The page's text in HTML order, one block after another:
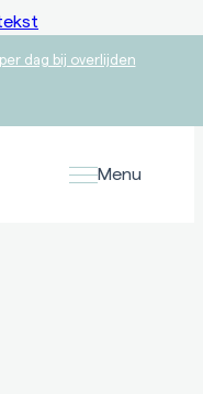
Menu
Van te voren uw
dag bij overlijden